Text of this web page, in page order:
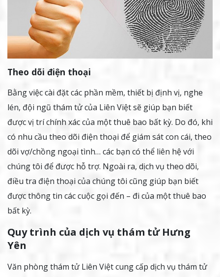
Theo dõi điện thoại
Bằng việc cài đặt các phần mềm, thiết bị định vị, nghe
lén, đội ngũ thám tử của Liên Việt sẽ giúp bạn biết
được vị trí chính xác của một thuê bao bất kỳ. Do đó, khi
có nhu cầu theo dõi điện thoại để giám sát con cái, theo
dõi vợ/chồng ngoại tình… các bạn có thể liên hệ với
chúng tôi để được hỗ trợ. Ngoài ra, dịch vụ theo dõi,
điều tra điện thoại của chúng tôi cũng giúp bạn biết
được thông tin các cuộc gọi đến – đi của một thuê bao
bất kỳ.
Quy trình của dịch vụ thám tử Hưng
Yên
Văn phòng thám tử Liên Việt cung cấp dịch vụ thám tử